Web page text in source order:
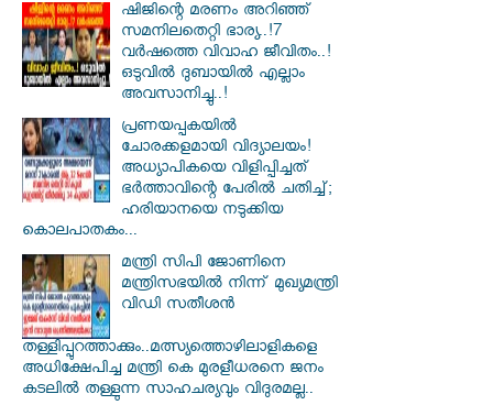
ഷിജിന്റെ മരണം അറിഞ്ഞ്
സമനിലതെറ്റി ഭാര്യ..!7
വർഷത്തെ വിവാഹ ജീവിതം..!
ഒടുവിൽ ദുബായിൽ എല്ലാം
അവസാനിച്ചു..!
പ്രണയപ്പകയിൽ
ചോരക്കളമായി വിദ്യാലയം!
അധ്യാപികയെ വിളിപ്പിച്ചത്
ഭർത്താവിന്റെ പേരിൽ ചതിച്ച്;
ഹരിയാനയെ നടുക്കിയ
കൊലപാതകം...
മന്ത്രി സിപി ജോണിനെ
മന്ത്രിസഭയില്‍ നിന്ന് മുഖ്യമന്ത്രി
വിഡി സതീശന്‍
തള്ളിപ്പുറത്താക്കും..മത്സ്യത്തൊഴിലാളികളെ
അധിക്ഷേപിച്ച മന്ത്രി കെ മുരളീധരനെ ജനം
കടലില്‍ തള്ളുന്ന സാഹചര്യവും വിദുരമല്ല..